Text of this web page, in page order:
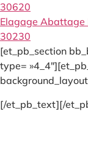
30620
Elagage Abattage
30230
[et_pb_section
type=
[/et_pb_text][/